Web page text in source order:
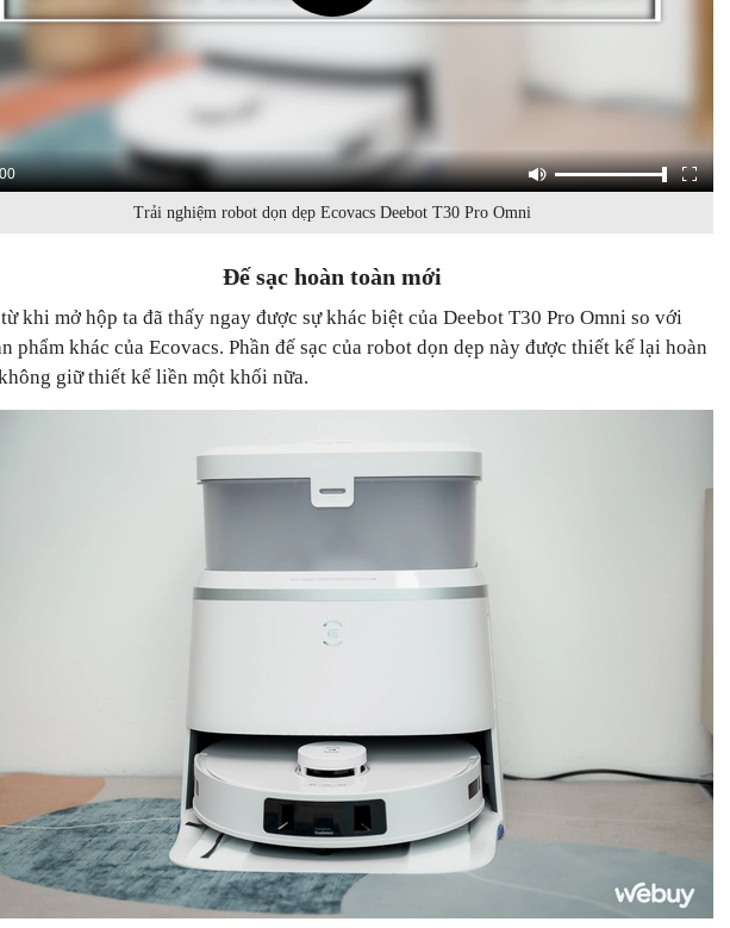
Trải nghiệm robot dọn dẹp Ecovacs Deebot T30 Pro Omni
Đế sạc hoàn toàn mới
khi mở hộp ta đã thấy ngay được sự khác biệt của Deebot T30 Pro Omni so với
phẩm khác của Ecovacs. Phần đế sạc của robot dọn dẹp này được thiết kế lại hoàn
giữ thiết kế liền một khối nữa.